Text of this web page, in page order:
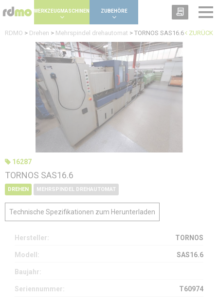
WERKZEUGMASCHINEN ZUBEHÖRE
ZURÜCK
RDMO > Drehen > Mehrspindel drehautomat > TORNOS SAS16.6
16287
TORNOS SAS16.6
DREHEN MEHRSPINDEL DREHAUTOMAT
Technische Spezifikationen zum Herunterladen
Hersteller: TORNOS
Modell: SAS16.6
Baujahr:
Seriennummer: T60974